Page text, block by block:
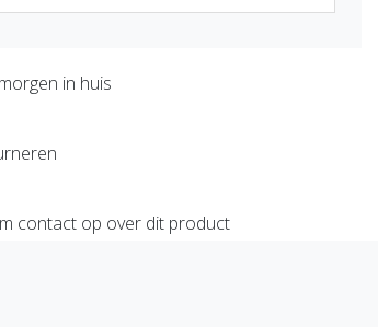
in huis
contact op over dit product